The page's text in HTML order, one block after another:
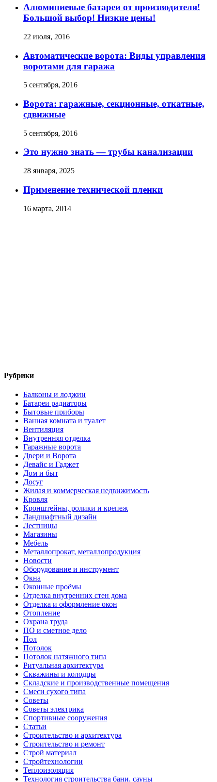
Алюминиевые батареи от производителя!
Большой выбор! Низкие цены!
22 июля, 2016
Автоматические ворота: Виды управления
воротами для гаража
5 сентября, 2016
Ворота: гаражные, секционные, откатные,
сдвижные
5 сентября, 2016
Это нужно знать — трубы канализации
28 января, 2025
Применение технической пленки
16 марта, 2014
Рубрики
Балконы и лоджии
Батареи радиаторы‎
Бытовые приборы
Ванная комната и туалет
Вентиляция
Внутренняя отделка
Гаражные ворота
Двери и Ворота
Девайс и Гаджет
Дом и быт
Досуг
Жилая и коммерческая недвижимость
Кровля
Кронштейны, ролики и крепеж
Ландшафтный дизайн
Лестницы
Магазины
Мебель
Металлопрокат, металлопродукция
Новости
Оборудование и инструмент
Окна
Оконные проёмы
Отделка внутренних стен дома
Отделка и оформление окон
Отопление
Охрана труда
ПО и сметное дело
Пол
Потолок
Потолок натяжного типа
Ритуальная архитектура
Скважины и колодцы
Складские и производственные помещения
Смеси сухого типа
Советы
Советы электрика
Спортивные сооружения
Статьи
Строительство и архитектура
Строительство и ремонт
Строй материал
Стройтехнологии
Теплоизоляция
Технология строительства бани, сауны